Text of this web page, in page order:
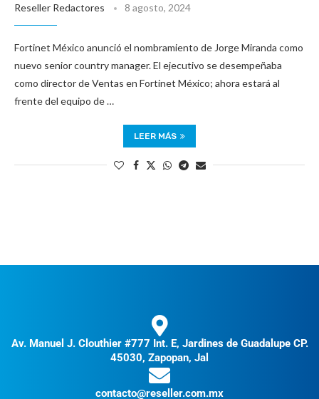
Reseller Redactores 8 agosto, 2024
Fortinet México anunció el nombramiento de Jorge Miranda como
nuevo senior country manager. El ejecutivo se desempeñaba
como director de Ventas en Fortinet México; ahora estará al
frente del equipo de …
LEER MÁS
Av. Manuel J. Clouthier #777 Int. E, Jardines de Guadalupe CP.
45030, Zapopan, Jal
contacto@reseller.com.mx